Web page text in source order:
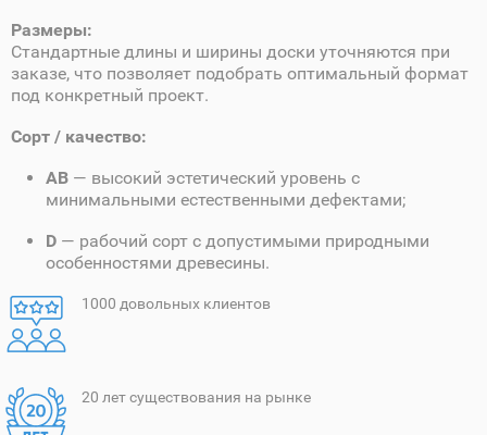
Размеры:
Стандартные длины и ширины доски уточняются при
заказе, что позволяет подобрать оптимальный формат
под конкретный проект.
Сорт / качество:
AB — высокий эстетический уровень с
минимальными естественными дефектами;
D — рабочий сорт с допустимыми природными
особенностями древесины.
1000 довольных клиентов
20 лет существования на рынке